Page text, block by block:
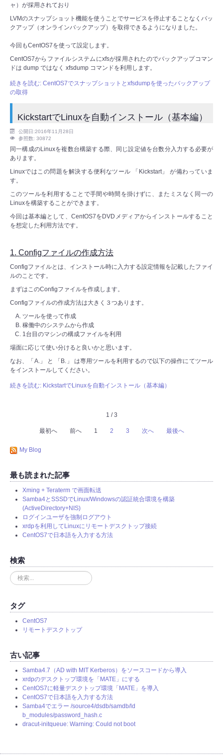
ャ）が採用されており
LVMのスナップショット機能を使うことでサービスを停止することなくバッ
クアップ（オンラインバックアップ）を取得できるようになりました。
今回もCentOS7を使って設定します。
CentOS7からファイルシステムにxfsが採用されたのでバックアップコマン
ドは dump ではなく xfsdump コマンドを利用します。
続きを読む: CentOS7でスナップショットとxfsdumpを使ったバックアップ
の取得
KickstartでLinuxを自動インストール（基本編）
公開日:2016年11月28日
参照数: 30872
同一構成のLinuxを複数台構築する際、同じ設定値を台数分入力する必要が
あります。
Linuxではこの問題を解決する便利なツール 「Kickstart」 が備わっていま
す。
このツールを利用することで手間や時間を掛けずに、またミスなく同一の
Linuxを構築することができます。
今回は基本編として、CentOS7をDVDメディアからインストールすること
を想定した利用方法です。
1. Configファイルの作成方法
Configファイルとは、インストール時に入力する設定情報を記載したファイ
ルのことです。
まずはこのConfigファイルを作成します。
Configファイルの作成方法は大きく３つあります。
ツールを使って作成
稼働中のシステムから作成
1台目のマシンの構成ファイルを利用
場面に応じて使い分けると良いかと思います。
なお、「A.」 と 「B.」 は専用ツールを利用するので以下の操作にてツール
をインストールしてください。
続きを読む: KickstartでLinuxを自動インストール（基本編）
1 / 3
最初へ 前へ 1 2 3 次へ 最後へ
My Blog
最も読まれた記事
Xming + Teraterm で画面転送
Samba4とSSSDでLinux/Windowsの認証統合環境を構築
(ActiveDirectory+NIS)
ログインユーザを強制ログアウト
xrdpを利用してLinuxにリモートデスクトップ接続
CentOS7で日本語を入力する方法
検索
検
索
.
タグ
CentOS7
リモートデスクトップ
古い記事
Samba4.7（AD with MIT Kerberos）をソースコードから導入
xrdpのデスクトップ環境を「MATE」にする
CentOS7に軽量デスクトップ環境「MATE」を導入
CentOS7で日本語を入力する方法
Samba4でエラー /source4/dsdb/samdb/ld
b_modules/password_hash.c
dracut-initqueue: Warning: Could not boot